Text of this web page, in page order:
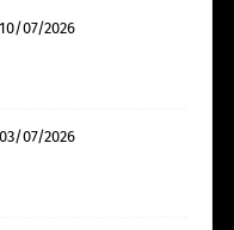
07/2026
07/2026